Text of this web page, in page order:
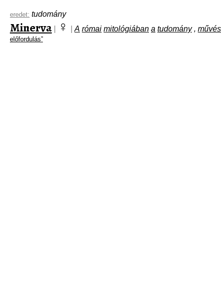
eredet: tudomány
Minerva ♀ A római mitológiában a tudomány ,
előfordulás”